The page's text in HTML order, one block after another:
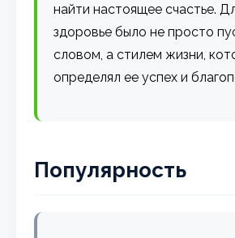
найти настоящее счастье.
здоровье было не просто
словом, а стилем жизни,
определял ее успех и
Популярность